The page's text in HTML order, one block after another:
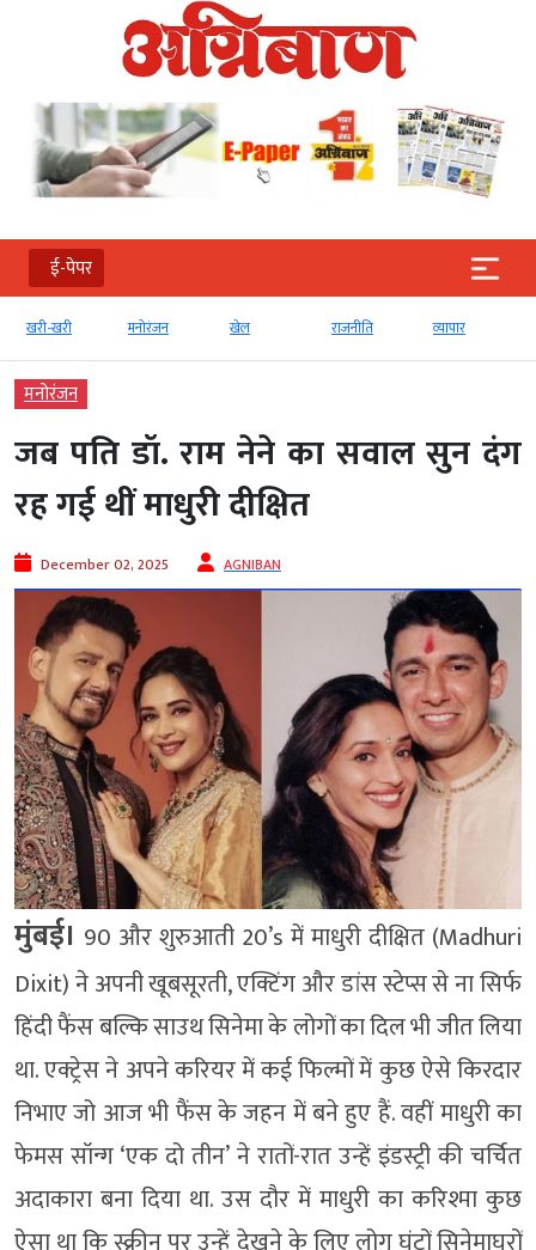
ई-पेपर
खरी-खरी मनोरंजन खेल राजनीति व्‍यापार
मनोरंजन
जब पति डॉ. राम नेने का सवाल सुन दंग
रह गई थीं माधुरी दीक्षित
December 02, 2025 AGNIBAN
मुंबई। 90 और शुरुआती 20’s में माधुरी दीक्षित (Madhuri
Dixit) ने अपनी खूबसूरती, एक्टिंग और डांस स्टेप्स से ना सिर्फ
हिंदी फैंस बल्कि साउथ सिनेमा के लोगों का दिल भी जीत लिया
था. एक्ट्रेस ने अपने करियर में कई फिल्मों में कुछ ऐसे किरदार
निभाए जो आज भी फैंस के जहन में बने हुए हैं. वहीं माधुरी का
फेमस सॉन्ग ‘एक दो तीन’ ने रातों-रात उन्हें इंडस्ट्री की चर्चित
अदाकारा बना दिया था. उस दौर में माधुरी का करिश्मा कुछ